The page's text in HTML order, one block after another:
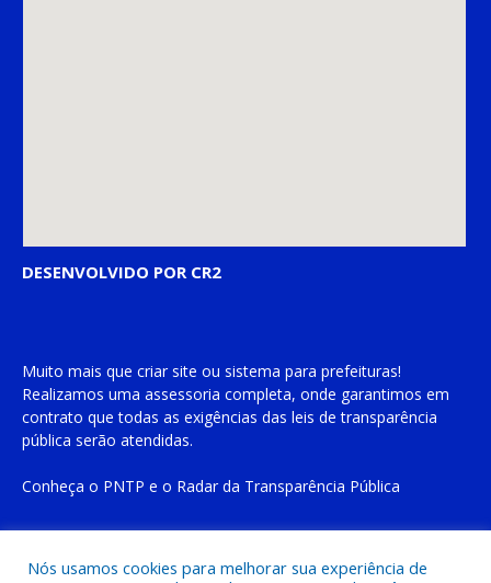
DESENVOLVIDO POR CR2
Muito mais que criar site ou sistema para prefeituras!
Realizamos uma assessoria completa, onde garantimos em
contrato que todas as exigências das leis de transparência
pública serão atendidas.
Conheça o PNTP e o Radar da Transparência Pública
Nós usamos cookies para melhorar sua experiência de